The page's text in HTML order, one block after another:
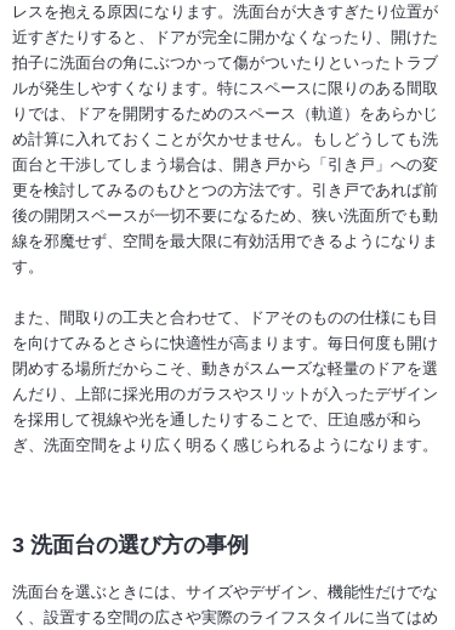
レスを抱える原因になります。洗面台が大きすぎたり位置が
近すぎたりすると、ドアが完全に開かなくなったり、開けた
拍子に洗面台の角にぶつかって傷がついたりといったトラブ
ルが発生しやすくなります。特にスペースに限りのある間取
りでは、ドアを開閉するためのスペース（軌道）をあらかじ
め計算に入れておくことが欠かせません。もしどうしても洗
面台と干渉してしまう場合は、開き戸から「引き戸」への変
更を検討してみるのもひとつの方法です。引き戸であれば前
後の開閉スペースが一切不要になるため、狭い洗面所でも動
線を邪魔せず、空間を最大限に有効活用できるようになりま
す。
また、間取りの工夫と合わせて、ドアそのものの仕様にも目
を向けてみるとさらに快適性が高まります。毎日何度も開け
閉めする場所だからこそ、動きがスムーズな軽量のドアを選
んだり、上部に採光用のガラスやスリットが入ったデザイン
を採用して視線や光を通したりすることで、圧迫感が和ら
ぎ、洗面空間をより広く明るく感じられるようになります。
3 洗面台の選び方の事例
洗面台を選ぶときには、サイズやデザイン、機能性だけでな
く、設置する空間の広さや実際のライフスタイルに当てはめ